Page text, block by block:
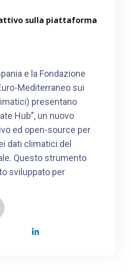
sulla piattaforma
e la Fondazione
Mediterraneo sui
presentano
Hub”, un nuovo
ed open-source per
dati climatici del
Questo strumento
sviluppato per